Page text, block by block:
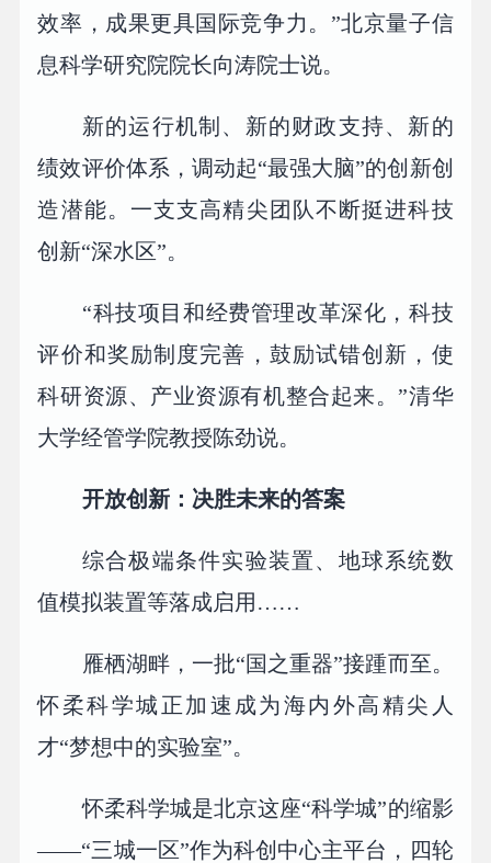
效率，成果更具国际竞争力。”北京量子信
息科学研究院院长向涛院士说。
新的运行机制、新的财政支持、新的
绩效评价体系，调动起“最强大脑”的创新创
造潜能。一支支高精尖团队不断挺进科技
创新“深水区”。
“科技项目和经费管理改革深化，科技
评价和奖励制度完善，鼓励试错创新，使
科研资源、产业资源有机整合起来。”清华
大学经管学院教授陈劲说。
开放创新：决胜未来的答案
综合极端条件实验装置、地球系统数
值模拟装置等落成启用……
雁栖湖畔，一批“国之重器”接踵而至。
怀柔科学城正加速成为海内外高精尖人
才“梦想中的实验室”。
怀柔科学城是北京这座“科学城”的缩影
——“三城一区”作为科创中心主平台，四轮